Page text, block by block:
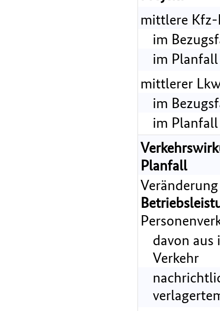
mittlere
im
im Planfall
mittlerer
im
im Planfall
Planfall
davon
Verkehr